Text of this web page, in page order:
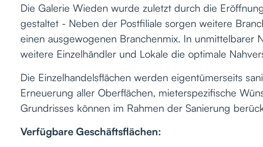
Die Galerie Wieden wurde zuletzt durch die
gestaltet - Neben der Postfiliale sorgen weitere
einen ausgewogenen Branchenmix. In unmittelbarer
weitere Einzelhändler und Lokale die optimale
Die Einzelhandelsflächen werden eigentümerseits
Erneuerung aller Oberflächen, mieterspezifische
Grundrisses können im Rahmen der Sanierung
Verfügbare Geschäftsflächen: